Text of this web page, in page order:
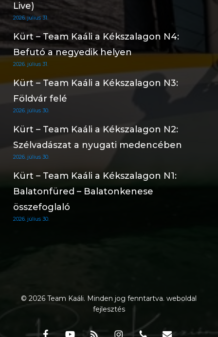
Live)
2026. július 31.
Kürt – Team Kaáli a Kékszalagon N4:
Befutó a negyedik helyen
2026. július 31.
Kürt – Team Kaáli a Kékszalagon N3:
Földvár felé
2026. július 30.
Kürt – Team Kaáli a Kékszalagon N2:
Szélvadászat a nyugati medencében
2026. július 30.
Kürt – Team Kaáli a Kékszalagon N1:
Balatonfüred – Balatonkenese
összefoglaló
2026. július 30.
© 2026 Team Kaáli. Minden jog fenntartva.weboldal
fejlesztés
facebookyoutubeRSS instagramphone email